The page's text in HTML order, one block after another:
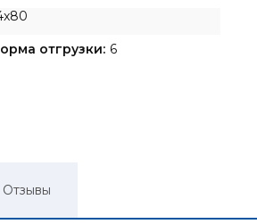
отгрузки: 6
Отзывы